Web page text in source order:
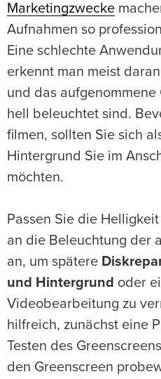
Marketingzwecke
Aufnahmen so
Eine schlechte
erkennt man meist
und das
hell beleuchtet sind.
filmen, sollten Sie sich
Hintergrund Sie im
möchten.
Passen Sie die
an die Beleuchtung der
an, um spätere
und Hintergrund oder
Videobearbeitung zu
hilfreich, zunächst eine
Testen des
den Greenscreen